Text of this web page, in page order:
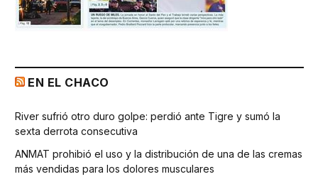
EN EL CHACO
River sufrió otro duro golpe: perdió ante Tigre y sumó la
sexta derrota consecutiva
ANMAT prohibió el uso y la distribución de una de las cremas
más vendidas para los dolores musculares